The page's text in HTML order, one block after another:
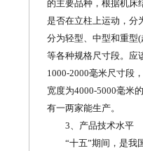
的主要品种，根据机床
是否在立柱上运动，分
分为轻型、中型和重型
等各种规格尺寸段。应
1000-2000毫米尺寸段
宽度为4000-5000毫米
有一两家能生产。
3、产品技术水平
“十五”期间，是我国